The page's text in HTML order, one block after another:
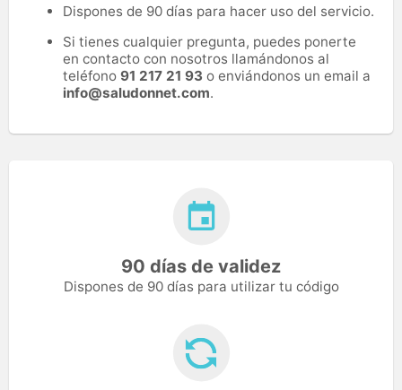
Dispones de 90 días para hacer uso del servicio.
Si tienes cualquier pregunta, puedes ponerte
en contacto con nosotros llamándonos al
teléfono 91 217 21 93 o enviándonos un email a
info@saludonnet.com.
90 días de validez
Dispones de 90 días para utilizar tu código